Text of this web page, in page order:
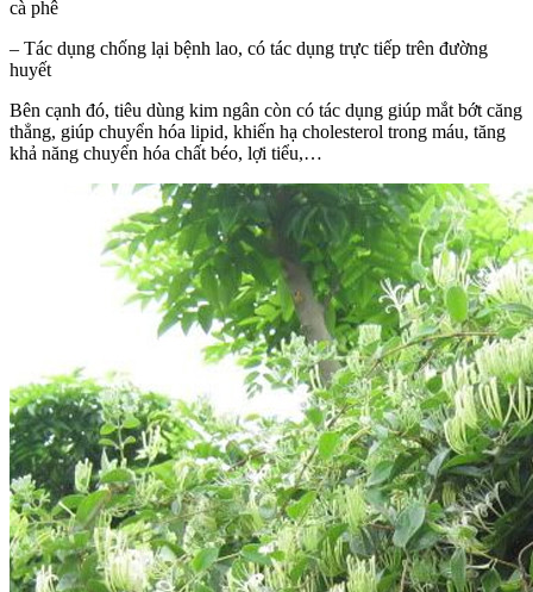
cà phê
– Tác dụng chống lại bệnh lao, có tác dụng trực tiếp trên đường
huyết
Bên cạnh đó, tiêu dùng kim ngân còn có tác dụng giúp mắt bớt căng
thẳng, giúp chuyển hóa lipid, khiến hạ cholesterol trong máu, tăng
khả năng chuyển hóa chất béo, lợi tiểu,…